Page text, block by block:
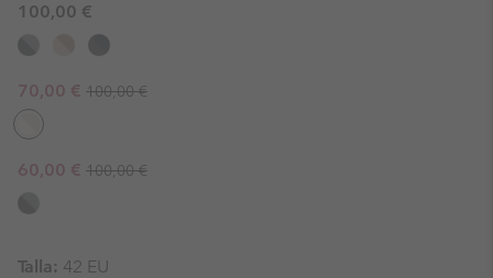
100,00 €
Sale price:
70,00 € Regular price:
100,00 €
Sale price:
60,00 € Regular price:
100,00 €
Talla: 42 EU